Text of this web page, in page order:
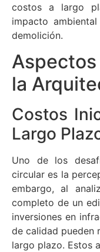
costos a largo
impacto
demolición.
la
Costos
Largo
Uno de los
circular es la
embargo, al
completo de un
inversiones en
de calidad pueden
largo plazo. Estos